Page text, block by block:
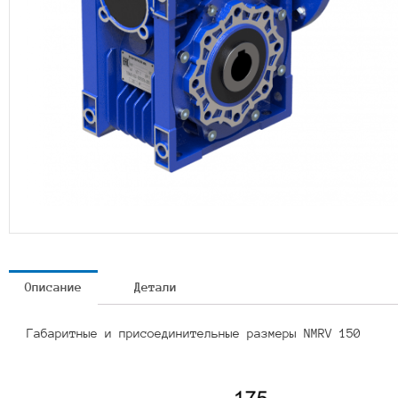
Описание Детали
Габаритные и присоединительные размеры NMRV 150